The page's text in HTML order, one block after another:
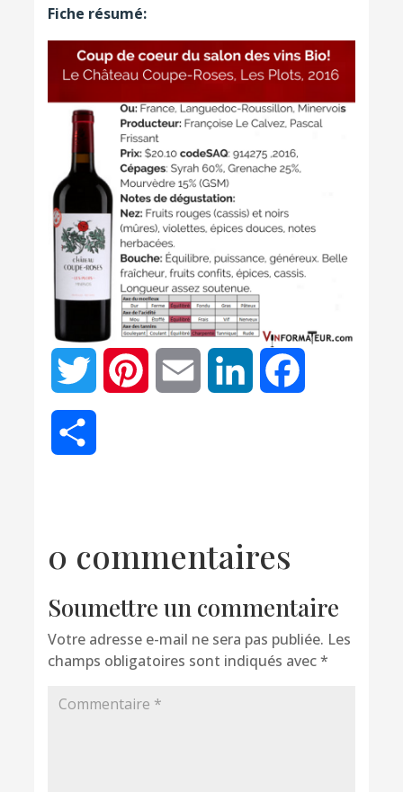
Fiche résumé:
Twitter Pinterest Email LinkedIn
0 commentaires
Soumettre un commentaire
Votre adresse e-mail ne sera pas publiée. Les
champs obligatoires sont indiqués avec*